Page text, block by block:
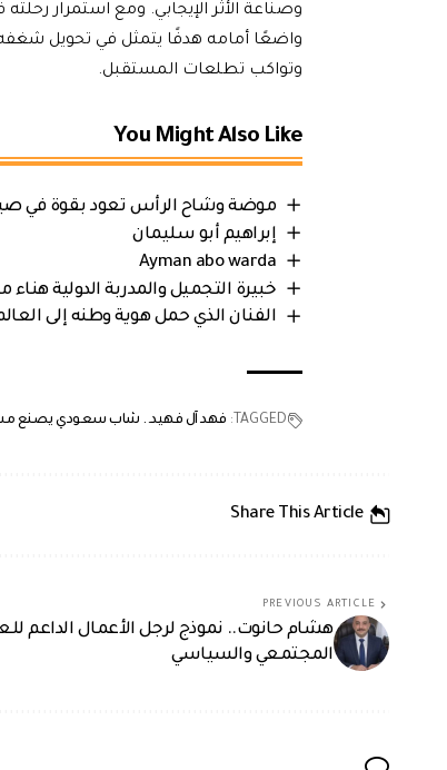
وصناعة الأثر الإيجابي. ومع استمرار
واضعًا أمامه هدفًا يتمثل في تحويل
وتواكب تطلعات المستقبل.
You Might Also Like
موضة وشاح الرأس تعود بقوة في صيف
إبراهيم أبو سليمان
Ayman abo warda
خبيرة التجميل والمدربة الدولية
الفنان الذي حمل هوية وطنه إلى
TAGGED: فهد آل فهيد.. شاب سعودي يصنع
Share This Article
PREVIOUS ARTICLE
هشام حانوت.. نموذج لرجل الأعمال الداعم
المجتمعي والسياسي